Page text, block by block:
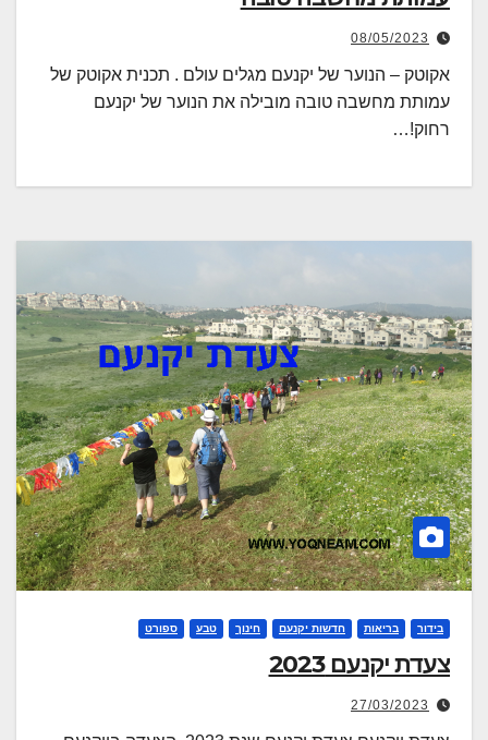
08/05/2023
אקוטק – הנוער של יקנעם מגלים עולם . תכנית אקוטק של
עמותת מחשבה טובה מובילה את הנוער של יקנעם
רחוק!…
בידור בריאות חדשות יקנעם חינוך טבע ספורט
צעדת יקנעם 2023
27/03/2023